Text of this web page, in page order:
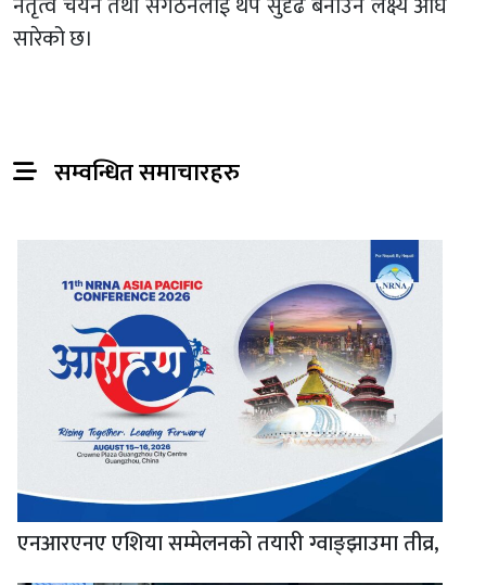
सारेको छ।
सम्वन्धित समाचारहरु
एनआरएनए एशिया सम्मेलनको तयारी ग्वाङ्झाउमा तीव्र,